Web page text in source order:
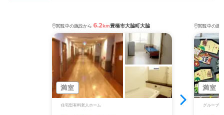
閲覧中の施設から 6.2km豊橋市大脇町大脇
満室
住宅型有料老人ホーム
閲覧中の施
満室
グループホ